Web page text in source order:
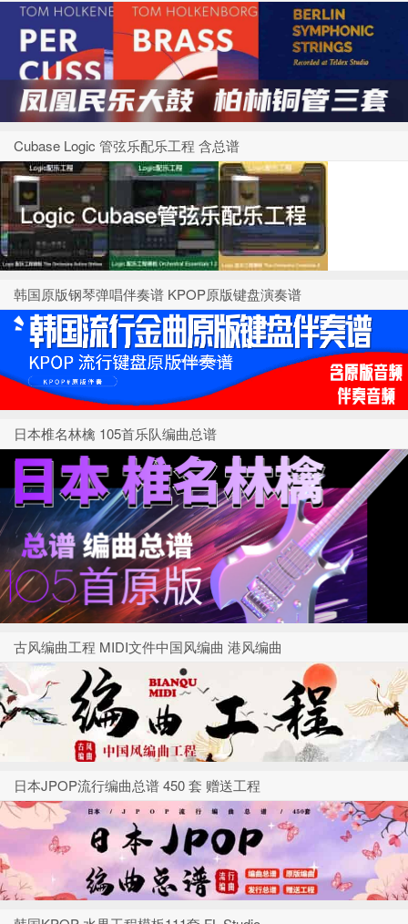
Cubase Logic 管弦乐配乐工程 含总谱
韩国原版钢琴弹唱伴奏谱 KPOP原版键盘演奏谱
日本椎名林檎 105首乐队编曲总谱
古风编曲工程 MIDI文件中国风编曲 港风编曲
日本JPOP流行编曲总谱 450 套 赠送工程